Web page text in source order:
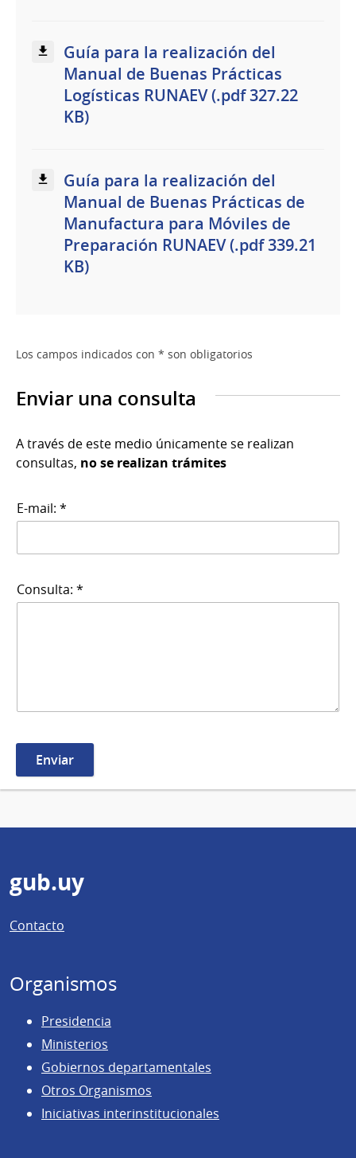
Guía para la realización del
Manual de Buenas Prácticas
Logísticas RUNAEV (.pdf 327.22
KB)
Guía para la realización del
Manual de Buenas Prácticas de
Manufactura para Móviles de
Preparación RUNAEV (.pdf 339.21
KB)
Los campos indicados con * son obligatorios
Enviar una consulta
A través de este medio únicamente se realizan
consultas, no se realizan trámites
E-mail: *
Consulta: *
Pie
de
página
gub.uy
Contacto
Organismos
Presidencia
Ministerios
Gobiernos departamentales
Otros Organismos
Iniciativas interinstitucionales